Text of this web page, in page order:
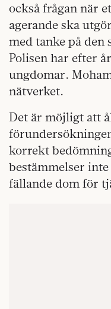
också frågan när
agerande ska
med tanke på den
Polisen har efter
ungdomar.
nätverket.
Det är möjligt att
korrekt
bestämmelser
fällande dom för